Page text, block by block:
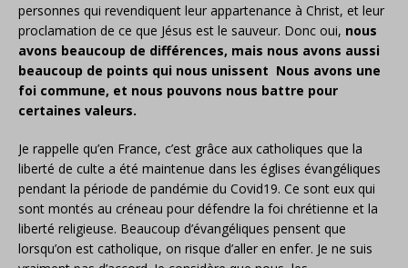
personnes qui revendiquent leur appartenance à Christ, et leur
proclamation de ce que Jésus est le sauveur. Donc oui, nous
avons beaucoup de différences, mais nous avons aussi
beaucoup de points qui nous unissent Nous avons une
foi commune, et nous pouvons nous battre pour
certaines valeurs.
Je rappelle qu’en France, c’est grâce aux catholiques que la
liberté de culte a été maintenue dans les églises évangéliques
pendant la période de pandémie du Covid19. Ce sont eux qui
sont montés au créneau pour défendre la foi chrétienne et la
liberté religieuse. Beaucoup d’évangéliques pensent que
lorsqu’on est catholique, on risque d’aller en enfer. Je ne suis